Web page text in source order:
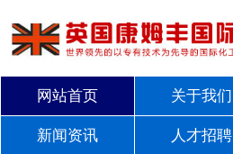
网站首页 关于我们
新闻资讯 人才招聘